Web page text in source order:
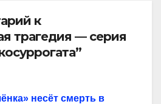
к
трагедия — серия
несёт смерть в